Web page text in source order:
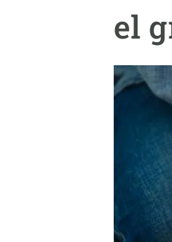
el
Infraestructures
Equitat, Diversitat i Inclusió
Oficina de premsa
Ciència oberta i gestió del